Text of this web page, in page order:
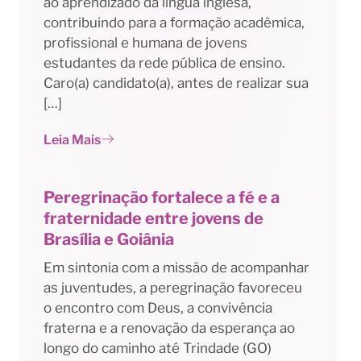
contribuindo para a formação acadêmica,
profissional e humana de jovens
estudantes da rede pública de ensino.
Caro(a) candidato(a), antes de realizar sua
[…]
Leia Mais
Peregrinação fortalece a fé e a
fraternidade entre jovens de
Brasília e Goiânia
Em sintonia com a missão de acompanhar
as juventudes, a peregrinação favoreceu
o encontro com Deus, a convivência
fraterna e a renovação da esperança ao
longo do caminho até Trindade (GO)